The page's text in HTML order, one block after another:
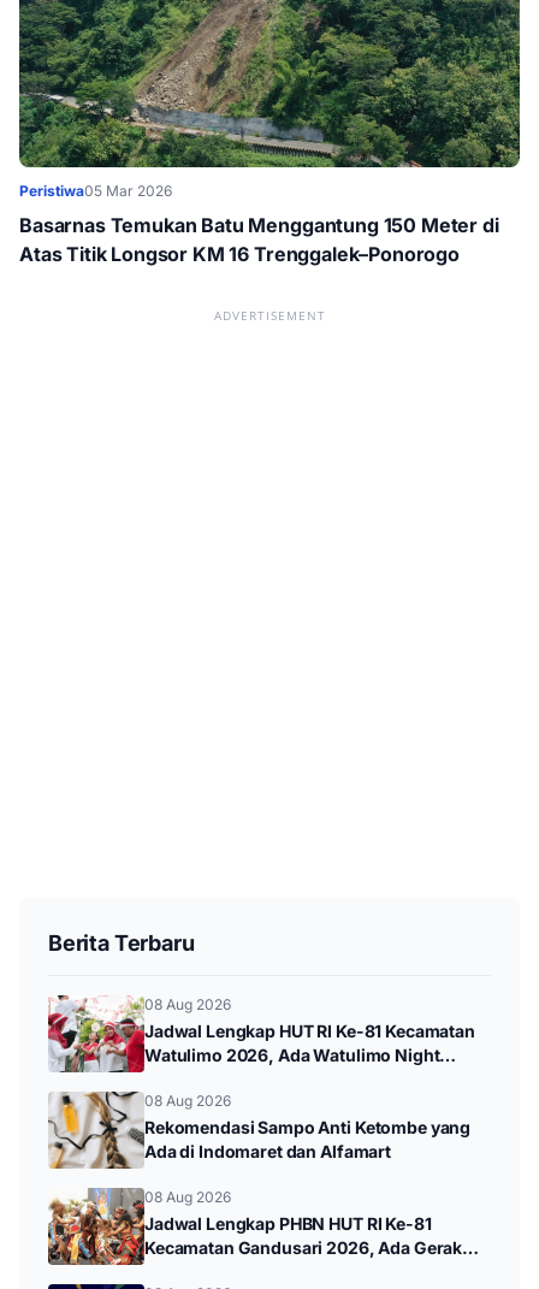
Peristiwa05 Mar 2026
Basarnas Temukan Batu Menggantung 150 Meter di
Atas Titik Longsor KM 16 Trenggalek–Ponorogo
ADVERTISEMENT
Berita Terbaru
08 Aug 2026
Jadwal Lengkap HUT RI Ke-81 Kecamatan
Watulimo 2026, Ada Watulimo Night
08 Aug 2026
Rekomendasi Sampo Anti Ketombe yang
Ada di Indomaret dan Alfamart
08 Aug 2026
Jadwal Lengkap PHBN HUT RI Ke-81
Kecamatan Gandusari 2026, Ada Gerak